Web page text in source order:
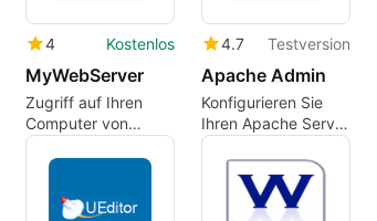
4 Kostenlos
MyWebServer
Zugriff auf Ihren
Computer von
jedem Ort aus
4.7 Testversion
Apache Admin
Konfigurieren Sie
Ihren Apache Server
so, wie Sie ihn
brauchen